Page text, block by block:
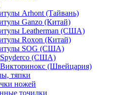
Arhont (Тайвань)
Ganzo (Китай)
Leatherman (США)
Roxon (Китай)
SOG (США)
(США)
(Швейцария)
тяпки
ножей
точилки